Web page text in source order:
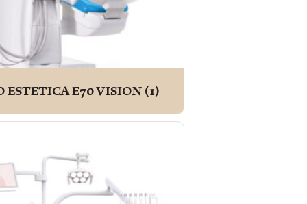
ESTETICA E70 VISION (1)